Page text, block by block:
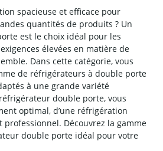
spacieuse et efficace pour
quantités de produits ? Un
est le choix idéal pour les
élevées en matière de
Dans cette catégorie, vous
de réfrigérateurs à double porte
à une grande variété
double porte, vous
optimal, d’une réfrigération
professionnel. Découvrez la gamme
double porte idéal pour votre